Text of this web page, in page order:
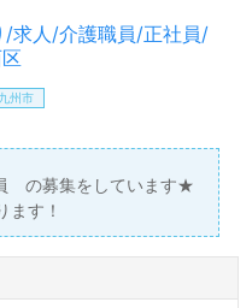
/求人/介護職員/正社員/
州市
の募集をしています★
ます！